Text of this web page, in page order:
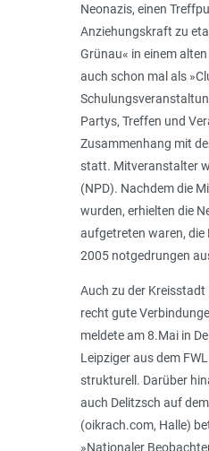
Neonazis, einen
Anziehungskraft zu
Grünau« in einem
auch schon mal als
Partys, Treffen und
Zusammenhang mit
statt. Mitveranstalter
(NPD). Nachdem die
wurden, erhielten die
aufgetreten waren, die
2005 notgedrungen
Auch zu der Kreisstadt
recht gute
meldete am 8.Mai in
Leipziger aus dem
strukturell. Darüber
auch Delitzsch auf
(oikrach.com, Halle)
»Nationaler